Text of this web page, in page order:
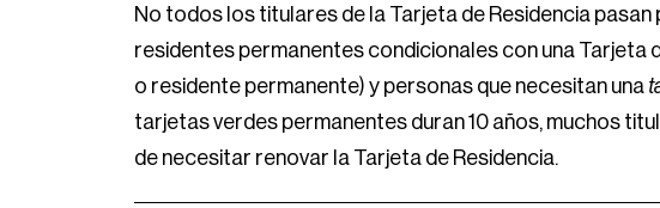
No todos los titulares de la Tarjeta de Residencia
residentes permanentes condicionales con una Tarjeta
o residente permanente) y personas que necesitan una
tarjetas verdes permanentes duran 10 años, muchos
de necesitar renovar la Tarjeta de Residencia.